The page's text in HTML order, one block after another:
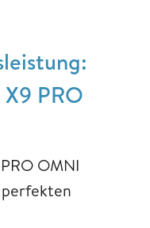
PRO
OMNI